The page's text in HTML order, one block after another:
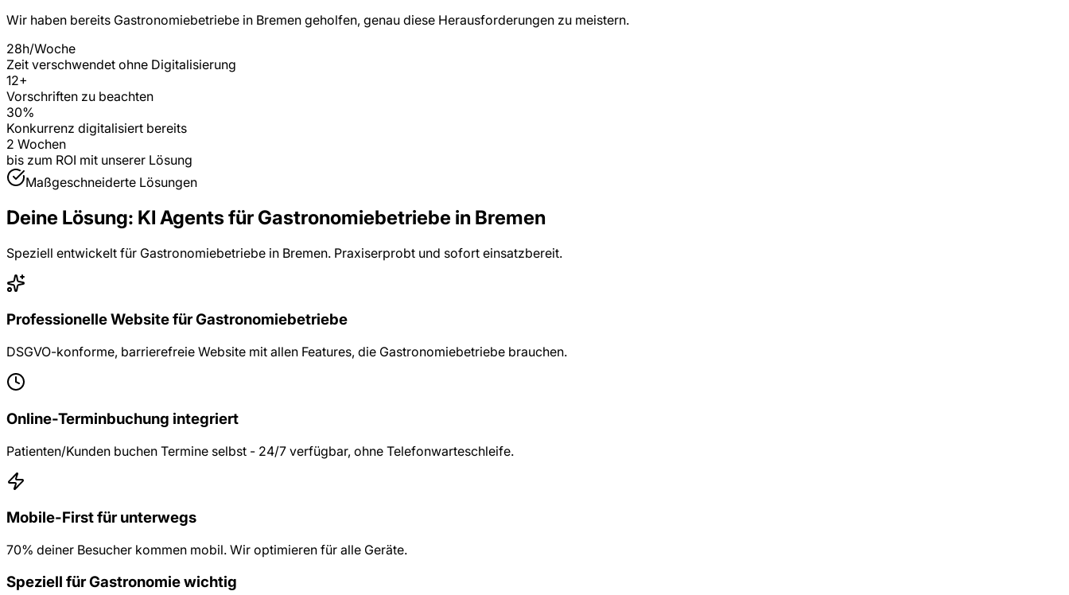
Wir haben bereits Gastronomiebetriebe in Bremen geholfen, genau diese Herausforderungen zu meistern.
28h/Woche
Zeit verschwendet ohne Digitalisierung
12+
Vorschriften zu beachten
30%
Konkurrenz digitalisiert bereits
2 Wochen
bis zum ROI mit unserer Lösung
Maßgeschneiderte Lösungen
Deine Lösung: KI Agentsfür Gastronomiebetriebe in Bremen
Speziell entwickelt für Gastronomiebetriebe in Bremen. Praxiserprobt und sofort einsatzbereit.
Professionelle Website für Gastronomiebetriebe
DSGVO-konforme, barrierefreie Website mit allen Features, die Gastronomiebetriebe brauchen.
Online-Terminbuchung integriert
Patienten/Kunden buchen Termine selbst - 24/7 verfügbar, ohne Telefonwarteschleife.
Mobile-First für unterwegs
70% deiner Besucher kommen mobil. Wir optimieren für alle Geräte.
Speziell fürGastronomiewichtig